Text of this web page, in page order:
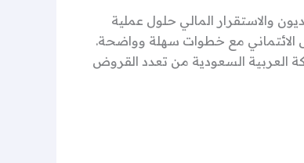
والاستقرار المالي حلول عملية
الائتماني مع خطوات سهلة وواضحة.
العربية السعودية من تعدد القروض